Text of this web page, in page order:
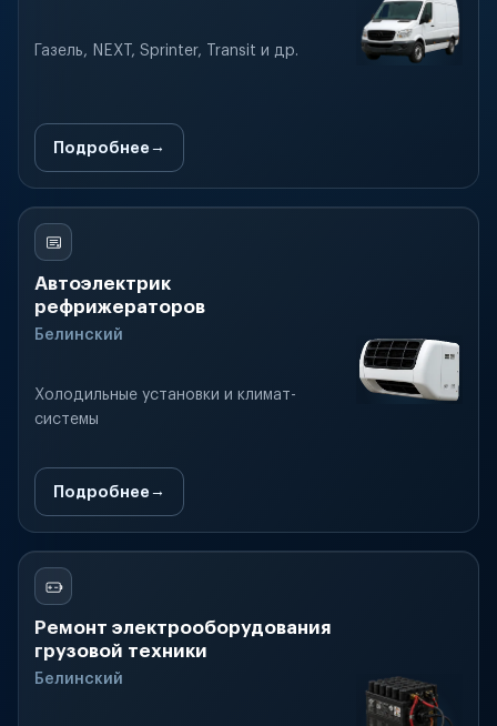
Газель, NEXT, Sprinter, Transit и др.
Подробнее
Автоэлектрик
рефрижераторов
Белинский
Холодильные установки и климат-
системы
Подробнее
Ремонт электрооборудования
грузовой техники
Белинский